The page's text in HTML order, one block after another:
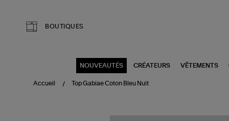
BOUTIQUES
NOUVEAUTÉS CRÉATEURS VÊTEMENTS
Accueil Top Gabiae Coton Bleu Nuit